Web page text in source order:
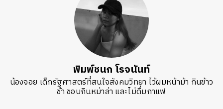
พิมพ์ชนก โรจนันท์
น้องจอย เด็กรัฐศาสตร์ที่สนใจสังคมวิทยา ไว้ผมหน้าม้า กินข้าว
ช้า ชอบกินหม่าล่า และไม่ดื่มกาแฟ